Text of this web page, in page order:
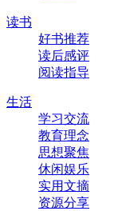
读书
好书推荐
读后感评
阅读指导
生活
学习交流
教育理念
思想聚焦
休闲娱乐
实用文摘
资源分享